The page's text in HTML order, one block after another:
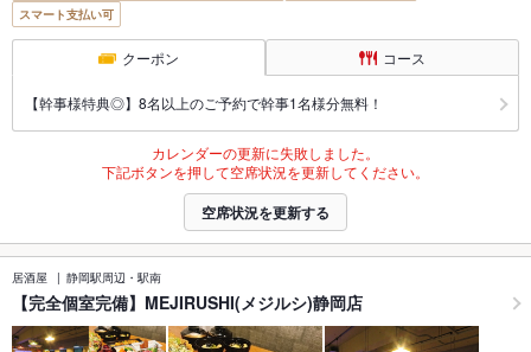
スマート支払い可
クーポン コース
【幹事様特典◎】8名以上のご予約で幹事1名様分無料！
カレンダーの更新に失敗しました。
下記ボタンを押して空席状況を更新してください。
空席状況を更新する
居酒屋 静岡駅周辺・駅南
【完全個室完備】MEJIRUSHI(メジルシ)静岡店